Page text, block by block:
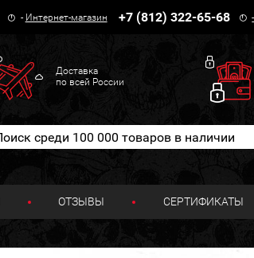
- Интернет-магазин +7 (812) 322-65-68
Доставка
по всей России
ОТЗЫВЫ СЕРТИФИКАТЫ